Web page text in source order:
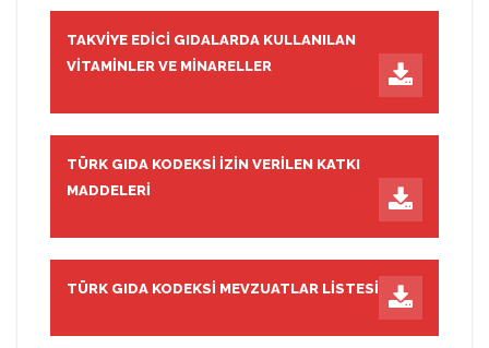
TAKVIYE EDICI GIDALARDA KULLANILAN
VITAMINLER VE MINARELLER
TÜRK GIDA KODEKSI İZIN VERILEN KATKI
MADDELERI
TÜRK GIDA KODEKSI MEVZUATLAR LISTESI